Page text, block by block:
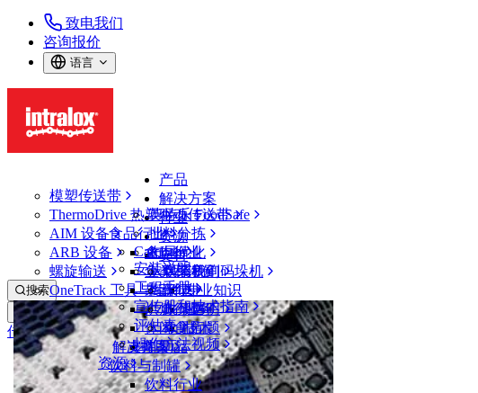
致电我们
咨询报价
语言
产品
模塑传送带
ThermoDrive 热塑驱动传送带
AIM 设备
ARB 设备
螺旋输送
OneTrack 工具与组件
解决方案
英特乐 FoodSafe
批料分拣
布局优化
从包装机到码垛机
专业知识
服务
技术
解决方案
行业
食品行业
禽肉行业
鱼类和海鲜
果蔬行业
烘焙行业
休闲食品
乳制品
饮料与制罐
饮料行业
资源
CalcLab
安装说明
工程手册
宣传册和技术指南
评估表
操作方法视频
资源
支持
联系我们
保证
政策声明
常见问题
支持
搜索
打开菜单
传送带查找器
传送带查找器
模塑传送带